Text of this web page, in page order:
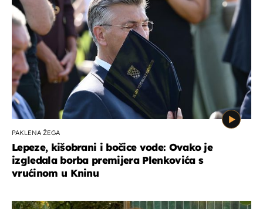
PAKLENA ŽEGA
Lepeze, kišobrani i bočice vode: Ovako je
izgledala borba premijera Plenkovića s
vrućinom u Kninu